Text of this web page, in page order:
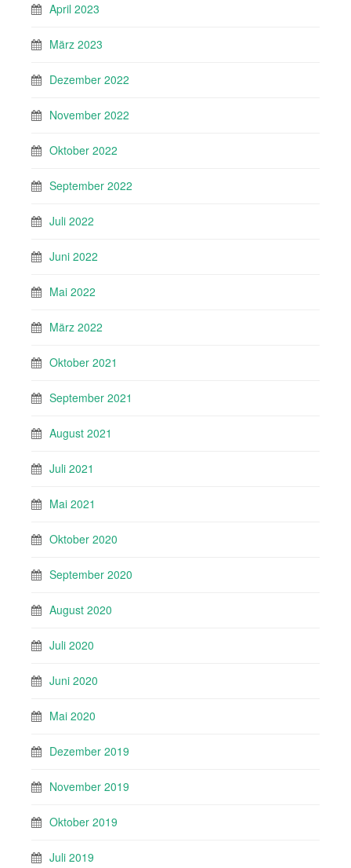
April 2023
März 2023
Dezember 2022
November 2022
Oktober 2022
September 2022
Juli 2022
Juni 2022
Mai 2022
März 2022
Oktober 2021
September 2021
August 2021
Juli 2021
Mai 2021
Oktober 2020
September 2020
August 2020
Juli 2020
Juni 2020
Mai 2020
Dezember 2019
November 2019
Oktober 2019
Juli 2019